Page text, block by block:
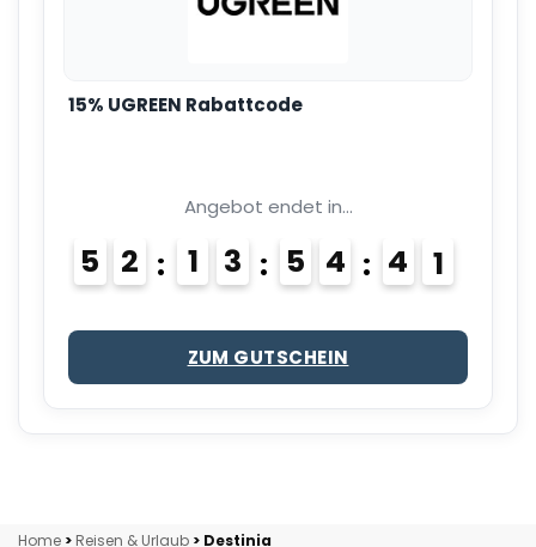
15% UGREEN Rabattcode
Angebot endet in...
5 2 1 3 5 4 4 0
ZUM GUTSCHEIN
Home > Reisen & Urlaub > Destinia